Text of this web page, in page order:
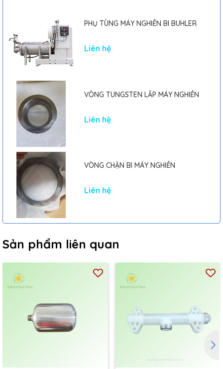
PHỤ TÙNG MÁY NGHIỀN BI BUHLER
Liên hệ
VÒNG TUNGSTEN LẮP MÁY NGHIỀN
Liên hệ
VÒNG CHẶN BI MÁY NGHIỀN
Liên hệ
Sản phẩm liên quan